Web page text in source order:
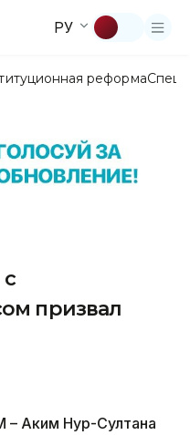
РУ
реформа
призвал
Аким Нур-Султана